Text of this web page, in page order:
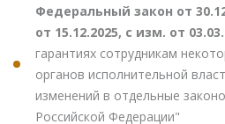
Федеральный закон от
от 15.12.2025, с изм. от
гарантиях сотрудникам
органов исполнительной
изменений в отдельные
Российской Федерации"